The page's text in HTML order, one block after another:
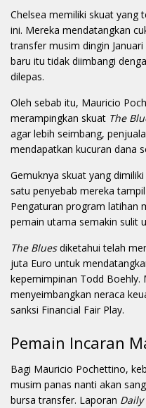
Chelsea memiliki skuat yang
ini. Mereka mendatangkan
transfer musim dingin
baru itu tidak diimbangi
dilepas.
Oleh sebab itu, Mauricio
merampingkan skuat The
agar lebih seimbang,
mendapatkan kucuran dana
Gemuknya skuat yang
satu penyebab mereka
Pengaturan program latihan
pemain utama semakin sulit
The Bluesdiketahui telah
juta Euro untuk
kepemimpinan Todd Boehly.
menyeimbangkan neraca
sanksi Financial Fair Play.
Pemain Incaran
Bagi Mauricio Pochettino,
musim panas nanti akan
bursa transfer. Laporan